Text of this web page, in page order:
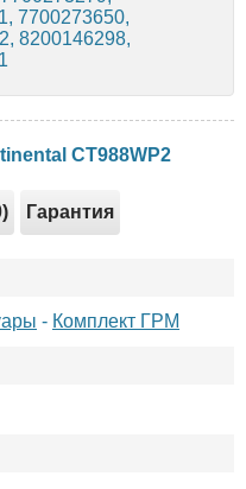
7700273650,
8200146298,
CT988WP2
Гарантия
- Комплект ГРМ